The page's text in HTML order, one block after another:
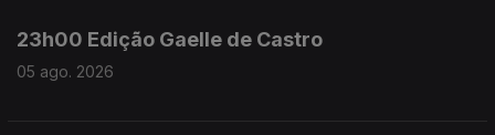
23h00 Edição Gaelle de Castro
05 ago. 2026